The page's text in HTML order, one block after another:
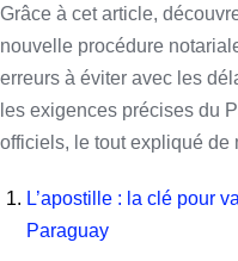
Grâce à cet article,
nouvelle procédure
erreurs à éviter avec les
les exigences précises du
officiels, le tout expliqué de
L’apostille : la clé pour
Paraguay